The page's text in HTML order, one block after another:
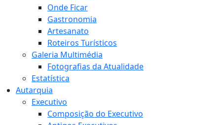
Onde Ficar
Gastronomia
Artesanato
Roteiros Turísticos
Galeria Multimédia
Fotografias da Atualidade
Estatística
Autarquia
Executivo
Composição do Executivo